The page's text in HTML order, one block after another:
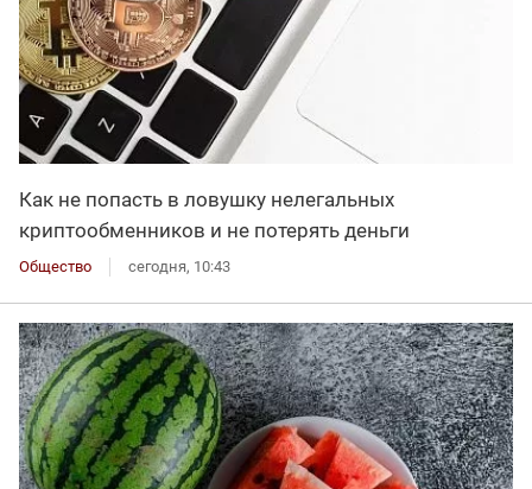
Как не попасть в ловушку нелегальных
криптообменников и не потерять деньги
Общество сегодня, 10:43